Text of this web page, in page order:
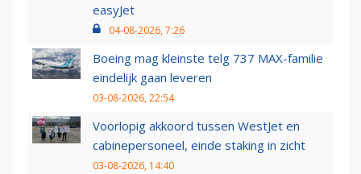
easyJet
04-08-2026, 7:26
Boeing mag kleinste telg 737 MAX-familie
eindelijk gaan leveren
03-08-2026, 22:54
Voorlopig akkoord tussen WestJet en
cabinepersoneel, einde staking in zicht
03-08-2026, 14:40